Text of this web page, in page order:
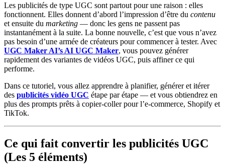
Les publicités de type UGC sont partout pour une raison : elles
fonctionnent. Elles donnent d’abord l’impression d’être du contenu
et ensuite du marketing — donc les gens ne passent pas
instantanément à la suite. La bonne nouvelle, c’est que vous n’avez
pas besoin d’une armée de créateurs pour commencer à tester. Avec
UGC Maker AI’s AI UGC Maker, vous pouvez générer
rapidement des variantes de vidéos UGC, puis affiner ce qui
performe.
Dans ce tutoriel, vous allez apprendre à planifier, générer et itérer
des publicités vidéo UGC étape par étape — et vous obtiendrez en
plus des prompts prêts à copier-coller pour l’e‑commerce, Shopify et
TikTok.
Ce qui fait convertir les publicités UGC
(Les 5 éléments)